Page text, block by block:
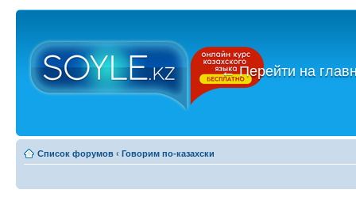
←Перейти на
Список форумов ‹ Говорим по-казахски